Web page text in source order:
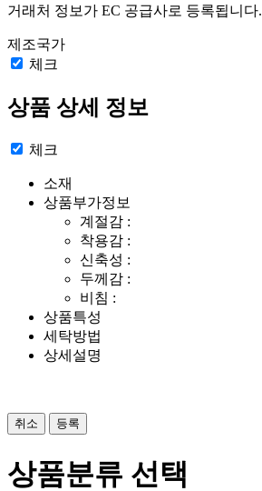
거래처 정보가 EC 공급사로 등록됩니다.
제조국가
체크
상품 상세 정보
체크
소재
상품부가정보
계절감 :
착용감 :
신축성 :
두께감 :
비침 :
상품특성
세탁방법
상세설명
취소 등록
상품분류 선택